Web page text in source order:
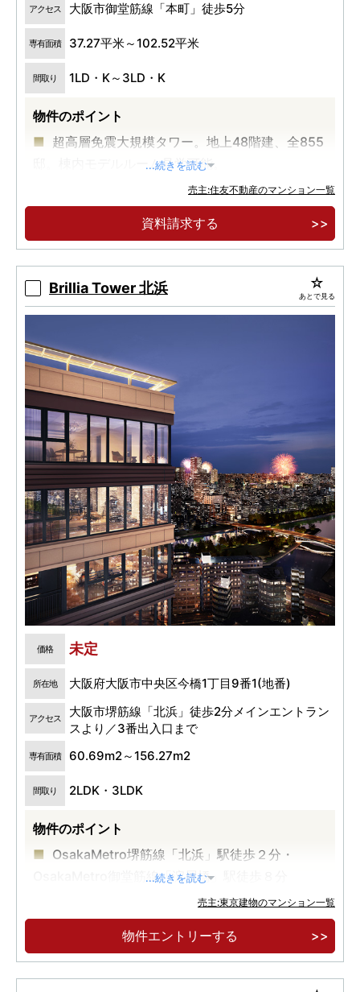
アクセス 大阪市御堂筋線「本町」徒歩5分
専有面積 37.27平米～102.52平米
間取り 1LD・K～3LD・K
物件のポイント
超高層免震大規模タワー。地上48階建、全855
邸。棟内モデルルーム見学可能。
御堂筋線「本町」駅徒歩5分、堺筋線「堺筋本
町」駅徒歩3分(大阪メトロ)
...続きを読む
売主:住友不動産のマンション一覧
資料請求する
Brillia Tower 北浜 あとで見る
価格 未定
所在地 大阪府大阪市中央区今橋1丁目9番1(地番)
アクセス
大阪市堺筋線「北浜」徒歩2分メインエントラン
スより／3番出入口まで
専有面積 60.69m2～156.27m2
間取り 2LDK・3LDK
物件のポイント
OsakaMetro堺筋線「北浜」駅徒歩２分・
OsakaMetro御堂筋線「淀屋橋」駅徒歩８分
角部屋率約76％ ※総戸数142戸中109戸が角住
戸免震タワーレジデンス
...続きを読む
売主:東京建物のマンション一覧
物件エントリーする